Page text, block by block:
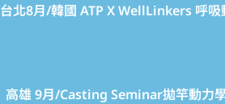
台北8月/韓國 ATP X WellLinkers 呼吸
高雄 9月/Casting Seminar拋竿動力